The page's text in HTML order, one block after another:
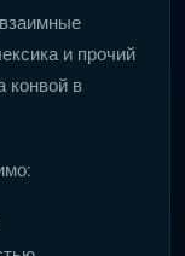
и прочий
конвой в